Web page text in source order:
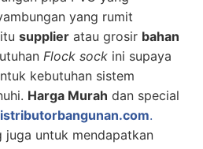
yang rumit
supplier atau grosir bahan
Flock sock ini supaya
kebutuhan sistem
Harga Murah dan special
.
juga untuk mendapatkan